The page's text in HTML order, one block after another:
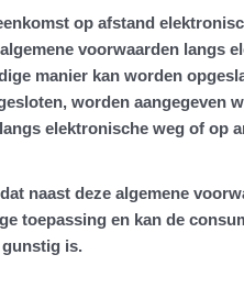
op afstand
voorwaarden langs
manier kan worden
worden aangegeven
elektronische weg of op
naast deze algemene
toepassing en kan de
gunstig is.